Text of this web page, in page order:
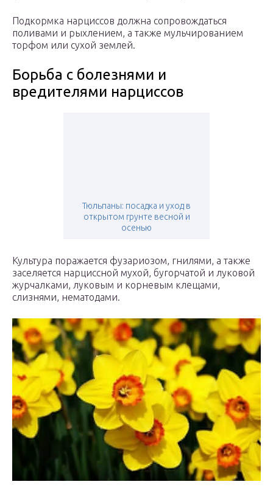
Подкормка нарциссов должна сопровождаться
поливами и рыхлением, а также мульчированием
торфом или сухой землей.
Борьба с болезнями и
вредителями нарциссов
Тюльпаны: посадка и уход в
открытом грунте весной и
осенью
Культура поражается фузариозом, гнилями, а также
заселяется нарциссной мухой, бугорчатой и луковой
журчалками, луковым и корневым клещами,
слизнями, нематодами.